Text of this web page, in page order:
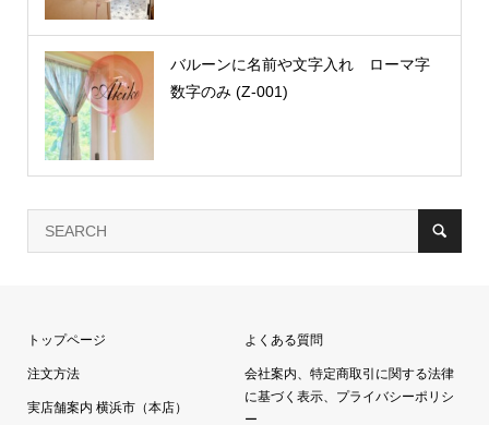
バルーンに名前や文字入れ ローマ字
数字のみ (Z-001)
トップページ
注文方法
実店舗案内 横浜市（本店）
よくある質問
会社案内、特定商取引に関する法律
に基づく表示、プライバシーポリシ
ー